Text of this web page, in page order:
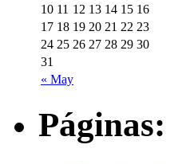
« May
10 11 12 13 14 15 16
17 18 19 20 21 22 23
24 25 26 27 28 29 30
31
Páginas: